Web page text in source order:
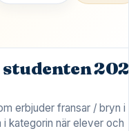
erbjuder fransar / bryn i
kategorin när elever och